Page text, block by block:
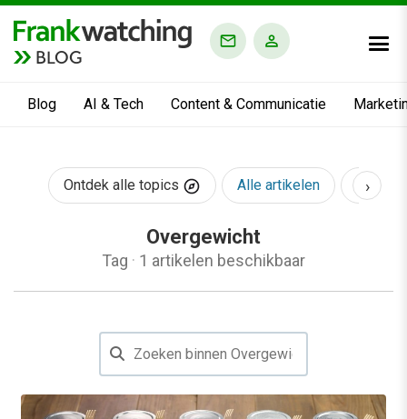
BLOG
Blog AI & Tech Content & Communicatie
Ontdek alle topics Alle artikelen AI &
›
Overgewicht
Tag · 1 artikelen beschikbaar